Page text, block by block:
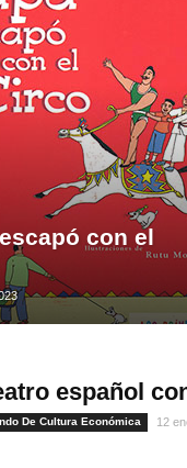
con el
español
De Cultura Económica 12